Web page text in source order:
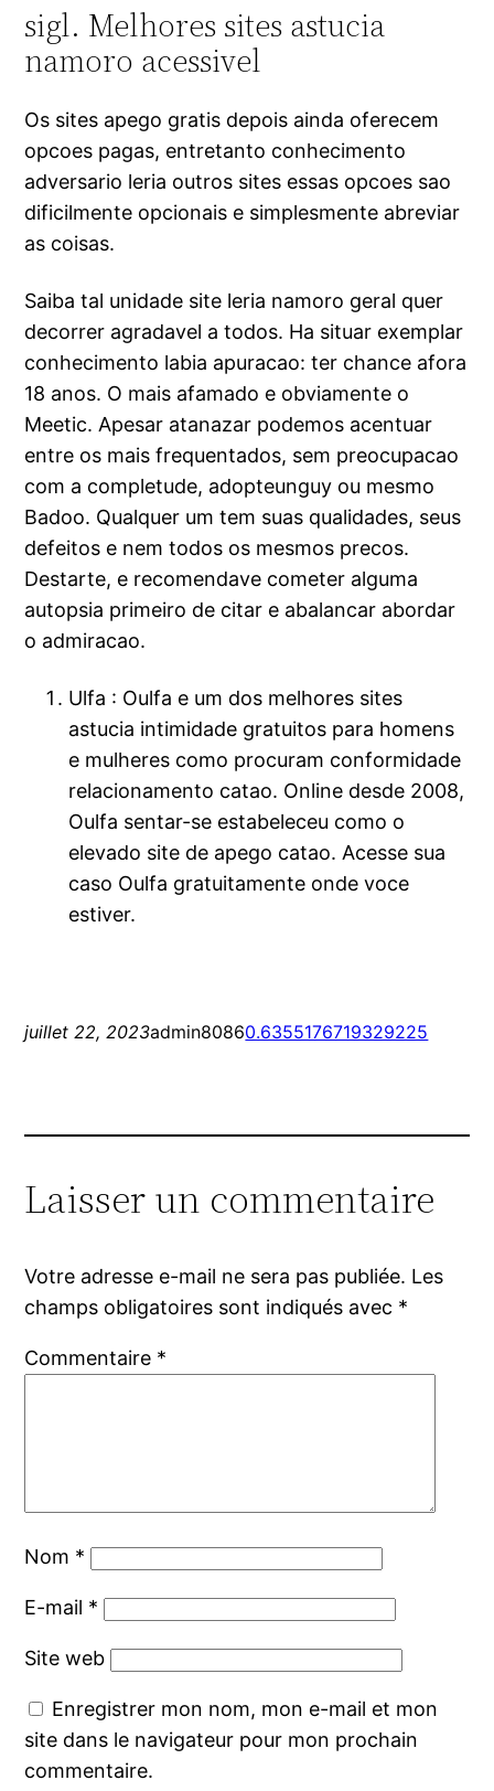
sigl. Melhores sites astucia
namoro acessivel
Os sites apego gratis depois ainda oferecem
opcoes pagas, entretanto conhecimento
adversario leria outros sites essas opcoes sao
dificilmente opcionais e simplesmente abreviar
as coisas.
Saiba tal unidade site leria namoro geral quer
decorrer agradavel a todos. Ha situar exemplar
conhecimento labia apuracao: ter chance afora
18 anos. O mais afamado e obviamente o
Meetic. Apesar atanazar podemos acentuar
entre os mais frequentados, sem preocupacao
com a completude, adopteunguy ou mesmo
Badoo. Qualquer um tem suas qualidades, seus
defeitos e nem todos os mesmos precos.
Destarte, e recomendave cometer alguma
autopsia primeiro de citar e abalancar abordar
o admiracao.
Ulfa : Oulfa e um dos melhores sites
astucia intimidade gratuitos para homens
e mulheres como procuram conformidade
relacionamento catao. Online desde 2008,
Oulfa sentar-se estabeleceu como o
elevado site de apego catao. Acesse sua
caso Oulfa gratuitamente onde voce
estiver.
juillet 22, 2023admin80860.6355176719329225
Laisser un commentaire
Votre adresse e-mail ne sera pas publiée. Les
champs obligatoires sont indiqués avec *
Commentaire *
Nom *
E-mail *
Site web
Enregistrer mon nom, mon e-mail et mon
site dans le navigateur pour mon prochain
commentaire.